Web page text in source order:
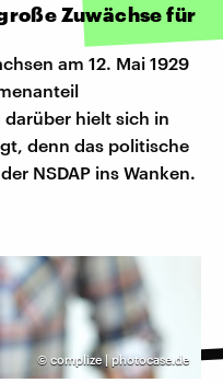
Zuwächse für
am 12. Mai 1929
hielt sich in
denn das politische
NSDAP ins Wanken.
© complize | photocase.de